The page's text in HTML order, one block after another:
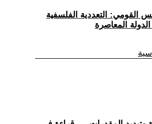
القومي: التعددية الفلسفية
المعاصرة